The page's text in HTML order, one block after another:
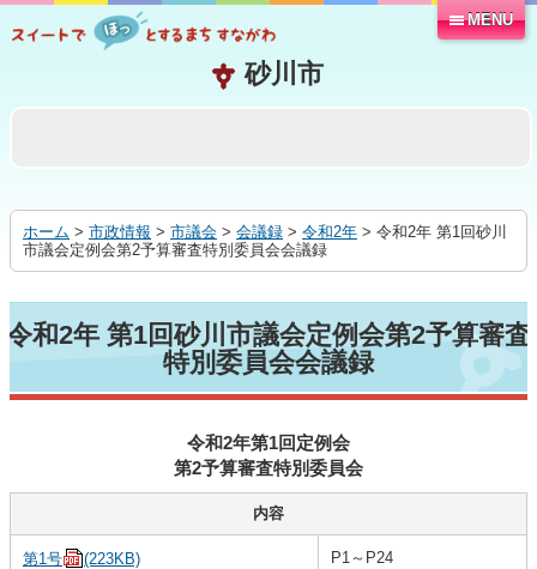
る
MENU
ホーム > 市政情報 > 市議会 > 会議録 > 令和2年 > 令和2年 第1回砂川
市議会定例会第2予算審査特別委員会会議録
令和2年 第1回砂川市議会定例会第2予算審査
特別委員会会議録
令和2年第1回定例会
第2予算審査特別委員会
内容
第1号 (223KB) P1～P24